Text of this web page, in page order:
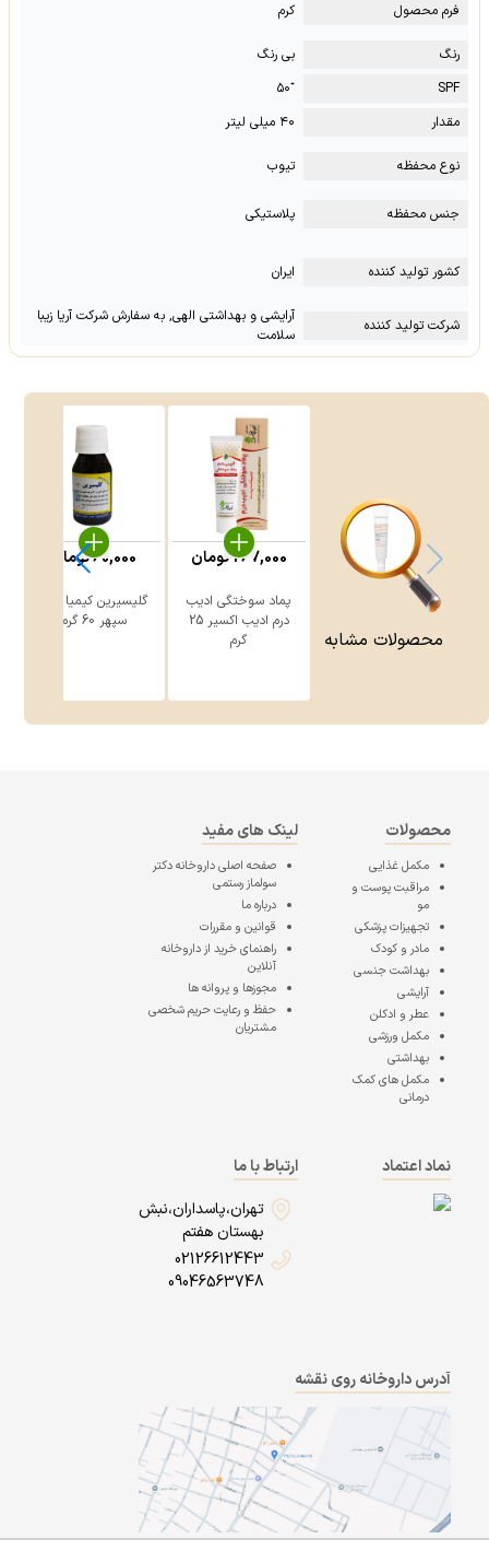
فرم محصول کرم
رنگ
بی رنگ
SPF
⁺۵۰
مقدار
۴۰ میلی لیتر
نوع محفظه تیوب
جنس محفظه پلاستیکی
کشور تولید کننده ایران
شرکت تولید کننده
آرایشی و بهداشتی الهی, به سفارش شرکت آریا زیبا
سلامت
محصولات مشابه
پماد سوختگی ادیب
درم ادیب اکسیر 25
گرم
267,000تومان
گلیسیرین کیمیا دارو
سپهر 60 گرم
60,000تومان
محصولات
مکمل غذایی
مراقبت پوست و
مو
تجهیزات پزشکی
مادر و کودک
بهداشت جنسی
آرایشی
عطر و ادکلن
مکمل ورزشی
بهداشتی
مکمل های کمک
درمانی
لینک های مفید
صفحه اصلیداروخانه دکتر
سولماز رستمی
درباره ما
قوانین و مقررات
راهنمای خرید از داروخانه
آنلاین
مجوزها و پروانه ها
حفظ و رعایت حریم شخصی
مشتریان
نماد اعتماد
ارتباط با ما
تهران،پاسداران،نبش
بهستان هفتم
02126612443
09046563748
آدرس داروخانه روی نقشه